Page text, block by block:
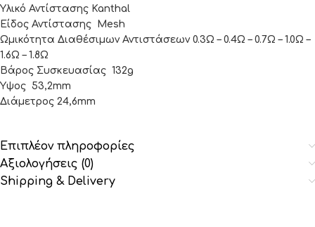
Υλικό Αντίστασης Kanthal
Είδος Αντίστασης Mesh
Ωμικότητα Διαθέσιμων Αντιστάσεων 0.3Ω – 0.4Ω – 0.7Ω – 1.0Ω –
1.6Ω – 1.8Ω
Βάρος Συσκευασίας 132g
Ύψος 53,2mm
Διάμετρος 24,6mm
Επιπλέον πληροφορίες
Αξιολογήσεις (0)
Shipping & Delivery